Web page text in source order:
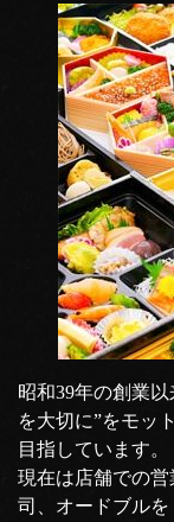
昭和39年の創業
を大切に”をモッ
目指しています。
現在は店舗での
司、オードブル